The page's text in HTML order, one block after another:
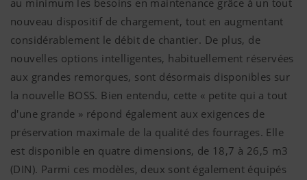
au minimum les besoins en maintenance grâce à un tout
nouveau dispositif de chargement, tout en augmentant
considérablement le débit de chantier. De plus, de
nouvelles options intelligentes, habituellement réservées
aux grandes remorques, sont désormais disponibles sur
la nouvelle BOSS. Bien entendu, cette « petite qui a tout
d'une grande » répond également aux exigences de
préservation maximale de la qualité des fourrages. Elle
est disponible en quatre dimensions, de 18,7 à 26,5 m3
(DIN). Parmi ces modèles, deux sont également équipés